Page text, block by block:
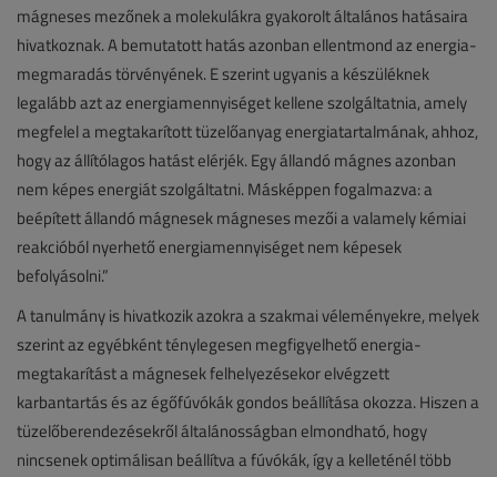
mágneses mezőnek a molekulákra gyakorolt általános hatásaira
hivatkoznak. A bemutatott hatás azonban ellentmond az energia-
megmaradás törvényének. E szerint ugyanis a készüléknek
legalább azt az energiamennyiséget kellene szolgáltatnia, amely
megfelel a megtakarított tüzelőanyag energiatartalmának, ahhoz,
hogy az állítólagos hatást elérjék. Egy állandó mágnes azonban
nem képes energiát szolgáltatni. Másképpen fogalmazva: a
beépített állandó mágnesek mágneses mezői a valamely kémiai
reakcióból nyerhető energiamennyiséget nem képesek
befolyásolni.”
A tanulmány is hivatkozik azokra a szakmai véleményekre, melyek
szerint az egyébként ténylegesen megfigyelhető energia-
megtakarítást a mágnesek felhelyezésekor elvégzett
karbantartás és az égőfúvókák gondos beállítása okozza. Hiszen a
tüzelőberendezésekről általánosságban elmondható, hogy
nincsenek optimálisan beállítva a fúvókák, így a kelleténél több